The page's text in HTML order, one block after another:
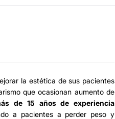
la estética de sus pacientes
que ocasionan aumento de
de 15 años de experiencia
a pacientes a perder peso y